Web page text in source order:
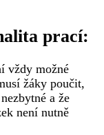
prací:
vždy možné
žáky poučit,
a že
není nutně